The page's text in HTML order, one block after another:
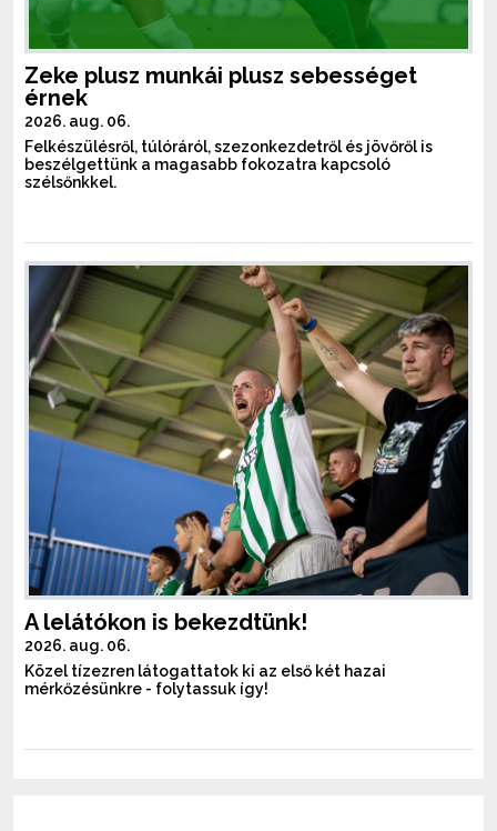
Zeke plusz munkái plusz sebességet
érnek
2026. aug. 06.
Felkészülésről, túlóráról, szezonkezdetről és jövőről is
beszélgettünk a magasabb fokozatra kapcsoló
szélsőnkkel.
A lelátókon is bekezdtünk!
2026. aug. 06.
Közel tízezren látogattatok ki az első két hazai
mérkőzésünkre - folytassuk így!